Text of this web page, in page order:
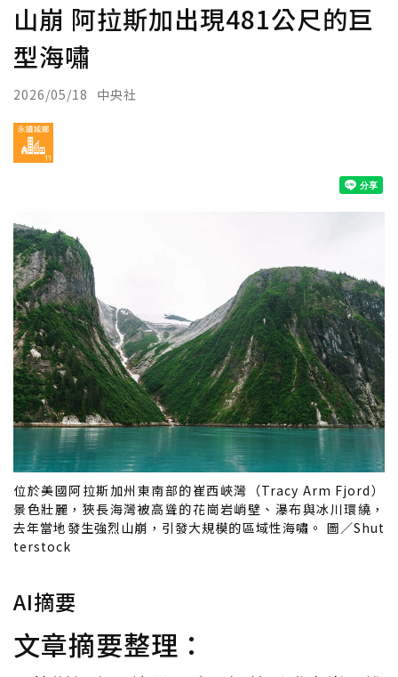
山崩 阿拉斯加出現481公尺的巨
型海嘯
2026/05/18 中央社
位於美國阿拉斯加州東南部的崔西峽灣（Tracy Arm Fjord）
景色壯麗，狹長海灣被高聳的花崗岩峭壁、瀑布與冰川環繞，
去年當地發生強烈山崩，引發大規模的區域性海嘯。 圖／Shut
terstock
AI摘要
文章摘要整理：